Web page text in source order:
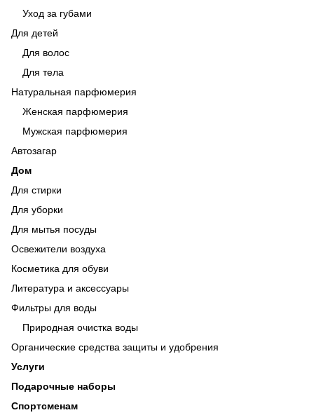
Уход за губами
Для детей
Для волос
Для тела
Натуральная парфюмерия
Женская парфюмерия
Мужская парфюмерия
Автозагар
Дом
Для стирки
Для уборки
Для мытья посуды
Освежители воздуха
Косметика для обуви
Литература и аксессуары
Фильтры для воды
Природная очистка воды
Органические средства защиты и удобрения
Услуги
Подарочные наборы
Спортсменам